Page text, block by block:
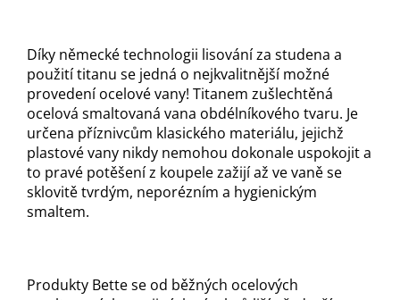
Díky německé technologii lisování za studena a
použití titanu se jedná o nejkvalitnější možné
provedení ocelové vany! Titanem zušlechtěná
ocelová smaltovaná vana obdélníkového tvaru. Je
určena příznivcům klasického materiálu, jejichž
plastové vany nikdy nemohou dokonale uspokojit a
to pravé potěšení z koupele zažijí až ve vaně se
sklovitě tvrdým, neporézním a hygienickým
smaltem.
Produkty Bette se od běžných ocelových